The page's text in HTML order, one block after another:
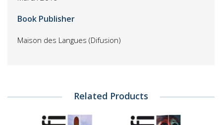
Book Publisher
Maison des Langues (Difusion)
Related Products